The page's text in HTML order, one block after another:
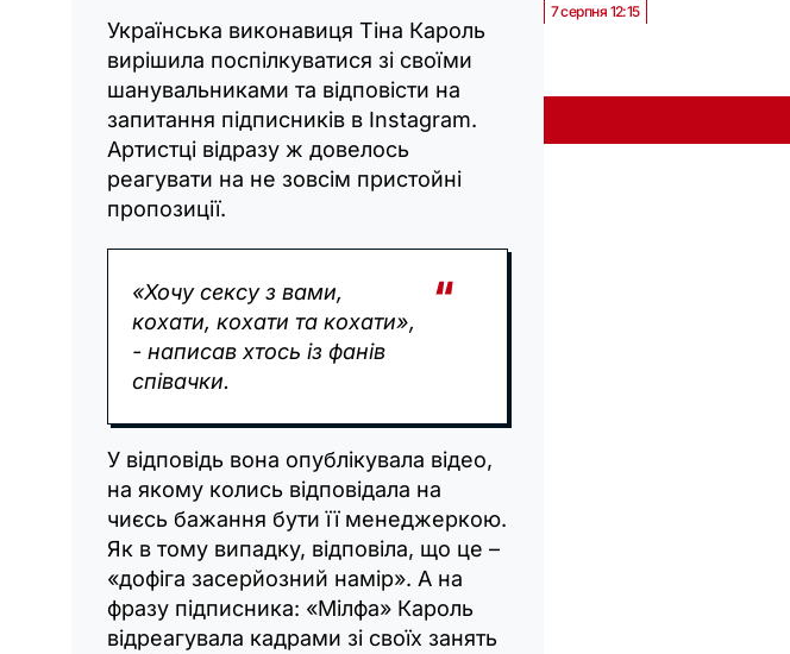
Українська виконавиця Тіна Кароль
вирішила поспілкуватися зі своїми
шанувальниками та відповісти на
запитання підписників в Instagram.
Артистці відразу ж довелось
реагувати на не зовсім пристойні
пропозиції.
«Хочу сексу з вами,
кохати, кохати та кохати»,
- написав хтось із фанів
співачки.
У відповідь вона опублікувала відео,
на якому колись відповідала на
чиєсь бажання бути її менеджеркою.
Як в тому випадку, відповіла, що це –
«дофіга засерйозний намір». А на
фразу підписника: «Мілфа» Кароль
відреагувала кадрами зі своїх занять
7 серпня 12:15